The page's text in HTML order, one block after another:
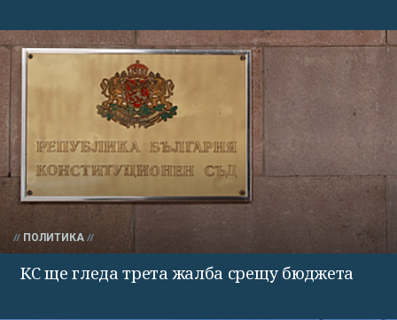
ПОЛИТИКА
КС ще гледа трета жалба срещу бюджета